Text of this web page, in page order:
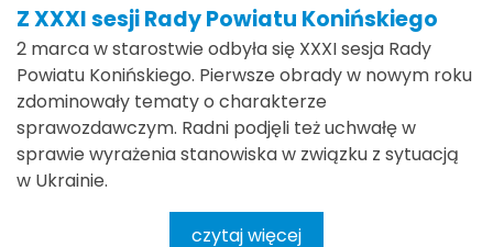
Z XXXI sesji Rady Powiatu Konińskiego
2 marca w starostwie odbyła się XXXI sesja Rady
Powiatu Konińskiego. Pierwsze obrady w nowym roku
zdominowały tematy o charakterze
sprawozdawczym. Radni podjęli też uchwałę w
sprawie wyrażenia stanowiska w związku z sytuacją
w Ukrainie.
czytaj więcej